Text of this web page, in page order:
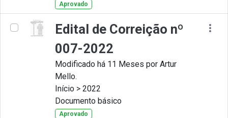
Aprovado
Edital de Correição nº
007-2022
Modificado há 11 Meses por Artur
Mello.
Início > 2022
Documento básico
Aprovado